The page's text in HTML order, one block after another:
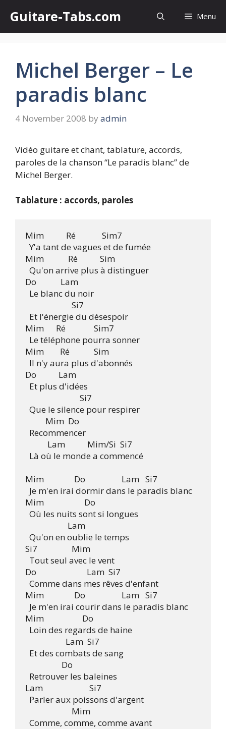
content
Guitare-Tabs.com Menu
Michel Berger – Le
paradis blanc
4 November 2008 by admin
Vidéo guitare et chant, tablature, accords,
paroles de la chanson “Le paradis blanc” de
Michel Berger.
Tablature : accords, paroles
Mim           Ré             Sim7
  Y'a tant de vagues et de fumée
Mim            Ré           Sim
  Qu'on arrive plus à distinguer
Do            Lam
  Le blanc du noir
                       Si7
  Et l'énergie du désespoir
Mim      Ré              Sim7
  Le téléphone pourra sonner
Mim        Ré            Sim
  Il n'y aura plus d'abonnés
Do           Lam
  Et plus d'idées
                           Si7
  Que le silence pour respirer
          Mim  Do
  Recommencer
           Lam           Mim/Si  Si7
  Là où le monde a commencé
Mim               Do                  Lam   Si7
  Je m'en irai dormir dans le paradis blanc
Mim                    Do
  Où les nuits sont si longues
                     Lam
  Qu'on en oublie le temps
Si7                 Mim
  Tout seul avec le vent
Do                         Lam  Si7
  Comme dans mes rêves d'enfant
Mim               Do                  Lam   Si7
  Je m'en irai courir dans le paradis blanc
Mim                   Do
  Loin des regards de haine
                    Lam  Si7
  Et des combats de sang
                  Do
  Retrouver les baleines
Lam                       Si7
  Parler aux poissons d'argent
                       Mim
  Comme, comme, comme avant